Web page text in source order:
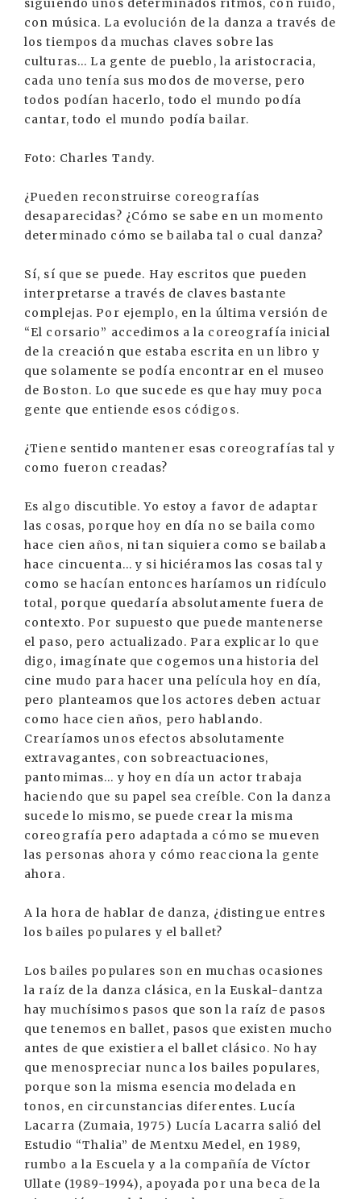
siguiendo unos determinados ritmos, con ruido,
con música. La evolución de la danza a través de
los tiempos da muchas claves sobre las
culturas... La gente de pueblo, la aristocracia,
cada uno tenía sus modos de moverse, pero
todos podían hacerlo, todo el mundo podía
cantar, todo el mundo podía bailar.
Foto: Charles Tandy.
¿Pueden reconstruirse coreografías
desaparecidas? ¿Cómo se sabe en un momento
determinado cómo se bailaba tal o cual danza?
Sí, sí que se puede. Hay escritos que pueden
interpretarse a través de claves bastante
complejas. Por ejemplo, en la última versión de
“El corsario” accedimos a la coreografía inicial
de la creación que estaba escrita en un libro y
que solamente se podía encontrar en el museo
de Boston. Lo que sucede es que hay muy poca
gente que entiende esos códigos.
¿Tiene sentido mantener esas coreografías tal y
como fueron creadas?
Es algo discutible. Yo estoy a favor de adaptar
las cosas, porque hoy en día no se baila como
hace cien años, ni tan siquiera como se bailaba
hace cincuenta... y si hiciéramos las cosas tal y
como se hacían entonces haríamos un ridículo
total, porque quedaría absolutamente fuera de
contexto. Por supuesto que puede mantenerse
el paso, pero actualizado. Para explicar lo que
digo, imagínate que cogemos una historia del
cine mudo para hacer una película hoy en día,
pero planteamos que los actores deben actuar
como hace cien años, pero hablando.
Crearíamos unos efectos absolutamente
extravagantes, con sobreactuaciones,
pantomimas... y hoy en día un actor trabaja
haciendo que su papel sea creíble. Con la danza
sucede lo mismo, se puede crear la misma
coreografía pero adaptada a cómo se mueven
las personas ahora y cómo reacciona la gente
ahora.
A la hora de hablar de danza, ¿distingue entres
los bailes populares y el ballet?
Los bailes populares son en muchas ocasiones
la raíz de la danza clásica, en la Euskal-dantza
hay muchísimos pasos que son la raíz de pasos
que tenemos en ballet, pasos que existen mucho
antes de que existiera el ballet clásico. No hay
que menospreciar nunca los bailes populares,
porque son la misma esencia modelada en
tonos, en circunstancias diferentes. Lucía
Lacarra (Zumaia, 1975) Lucía Lacarra salió del
Estudio “Thalia” de Mentxu Medel, en 1989,
rumbo a la Escuela y a la compañía de Víctor
Ullate (1989-1994), apoyada por una beca de la